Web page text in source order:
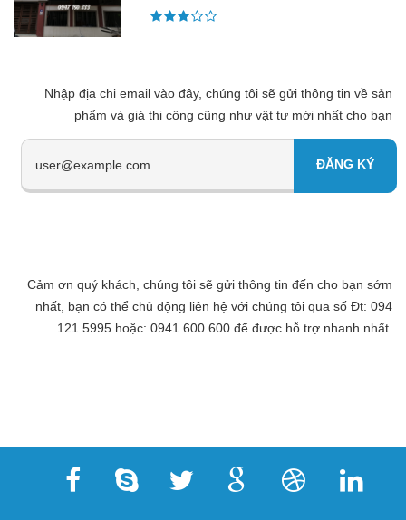
Nhập địa chi email vào đây, chúng tôi sẽ gửi thông tin về sản
phẩm và giá thi công cũng như vật tư mới nhất cho bạn
Cảm ơn quý khách, chúng tôi sẽ gửi thông tin đến cho bạn sớm
nhất, bạn có thể chủ động liên hệ với chúng tôi qua số Đt: 094
121 5995 hoặc: 0941 600 600 để được hỗ trợ nhanh nhất.